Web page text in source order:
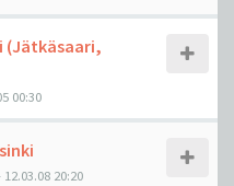
(Jätkäsaari,
00:30
12.03.08 20:20